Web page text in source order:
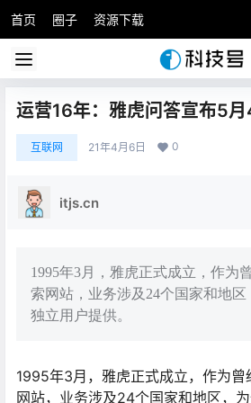
首页 圈子 资源下载
运营16年：雅虎问答宣布5
互联网 21年4月6日 0
itjs.cn
1995年3月，雅虎正式成立，作为
索网站，业务涉及24个国家和地
独立用户提供。
1995年3月，雅虎正式成立，作为曾
网站，业务涉及24个国家和地区，